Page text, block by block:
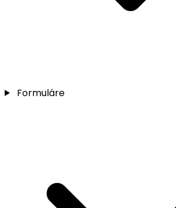
Formuláre